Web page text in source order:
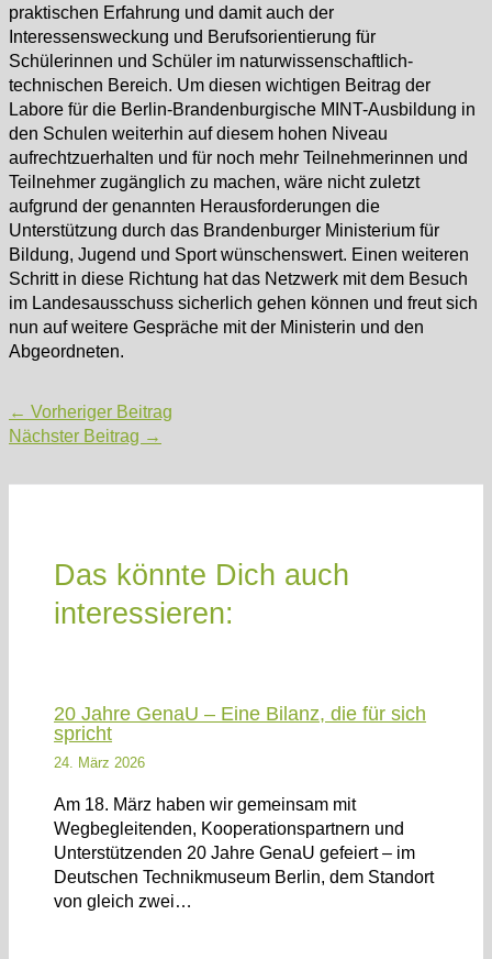
praktischen Erfahrung und damit auch der
Interessensweckung und Berufsorientierung für
Schülerinnen und Schüler im naturwissenschaftlich-
technischen Bereich. Um diesen wichtigen Beitrag der
Labore für die Berlin-Brandenburgische MINT-Ausbildung in
den Schulen weiterhin auf diesem hohen Niveau
aufrechtzuerhalten und für noch mehr Teilnehmerinnen und
Teilnehmer zugänglich zu machen, wäre nicht zuletzt
aufgrund der genannten Herausforderungen die
Unterstützung durch das Brandenburger Ministerium für
Bildung, Jugend und Sport wünschenswert. Einen weiteren
Schritt in diese Richtung hat das Netzwerk mit dem Besuch
im Landesausschuss sicherlich gehen können und freut sich
nun auf weitere Gespräche mit der Ministerin und den
Abgeordneten.
Post
navigation
← Vorheriger Beitrag
Nächster Beitrag →
Das könnte Dich auch
interessieren:
20 Jahre GenaU – Eine Bilanz, die für sich
spricht
24. März 2026
Am 18. März haben wir gemeinsam mit
Wegbegleitenden, Kooperationspartnern und
Unterstützenden 20 Jahre GenaU gefeiert – im
Deutschen Technikmuseum Berlin, dem Standort
von gleich zwei…